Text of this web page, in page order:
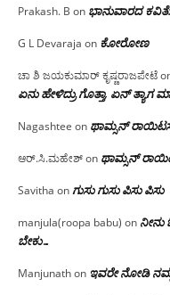
Prakash. B on ಭಾನುವಾರದ
G L Devaraja on ಕೋರೋಣ
ಚಾ ಶಿ ಜಯಕುಮಾರ್ ಕೃಷ್ಣರಾಜಪೇಟೆ
ಏನು ಹೇಳಿದ್ರು ಗೊತ್ತಾ, ಏನ್ ತ್ಯಾಗ
Nagashtee on ಥಾಮ್ಸನ್
ಆರ್.ಸಿ.ಮಹೇಶ್on ಥಾಮ್ಸನ್
Savitha onಗುಸು ಗುಸು ಪಿಸು ಪಿಸು
manjula(roopa babu) on
ಬೇಕು…
Manjunathon ಇವರೇ‌ ನೋಡಿ‌ ನಮ್ಮ‌